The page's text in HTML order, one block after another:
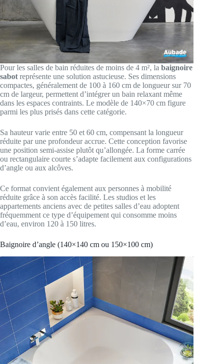
Pour les salles de bain réduites de moins de 4 m², la baignoire
sabot représente une solution astucieuse. Ses dimensions
compactes, généralement de 100 à 160 cm de longueur sur 70
cm de largeur, permettent d’intégrer un bain relaxant même
dans les espaces contraints. Le modèle de 140×70 cm figure
parmi les plus prisés dans cette catégorie.
Sa hauteur varie entre 50 et 60 cm, compensant la longueur
réduite par une profondeur accrue. Cette conception favorise
une position semi-assise plutôt qu’allongée. La forme carrée
ou rectangulaire courte s’adapte facilement aux configurations
d’angle ou aux alcôves.
Ce format convient également aux personnes à mobilité
réduite grâce à son accès facilité. Les studios et les
appartements anciens avec de petites salles d’eau adoptent
fréquemment ce type d’équipement qui consomme moins
d’eau, environ 120 à 150 litres.
Baignoire d’angle (140×140 cm ou 150×100 cm)